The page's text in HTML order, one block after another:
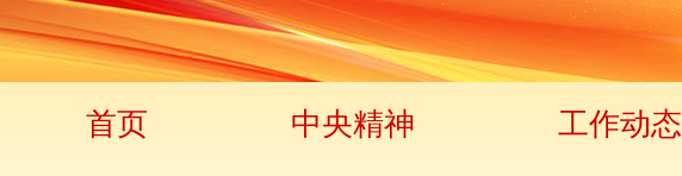
首页 中央精神 工作动态